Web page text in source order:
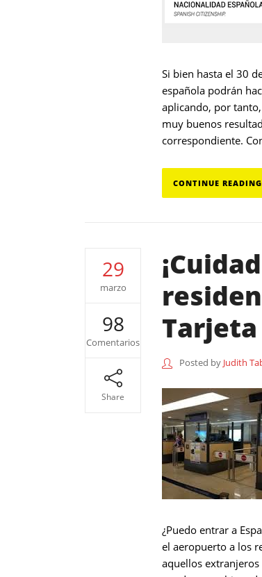
Si bien hasta el 30
española podrán
aplicando, por
muy buenos
correspondiente.
CONTINUE READING
29
marzo
98
Comentarios
Share
Tarjeta
Posted by Judith
¿Puedo entrar a
el aeropuerto a los
aquellos